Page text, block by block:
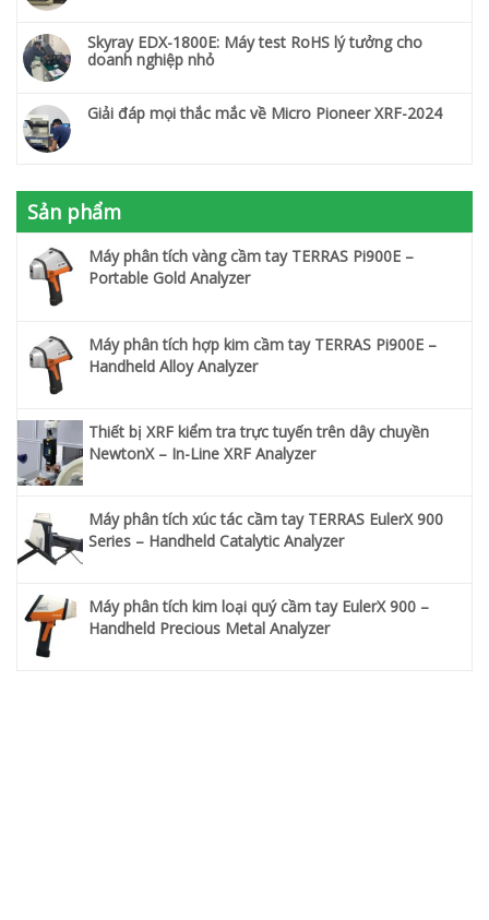
Skyray EDX-1800E: Máy test RoHS lý tưởng cho
doanh nghiệp nhỏ
Giải đáp mọi thắc mắc về Micro Pioneer XRF-2024
Sản phẩm
Máy phân tích vàng cầm tay TERRAS Pi900E –
Portable Gold Analyzer
Máy phân tích hợp kim cầm tay TERRAS Pi900E –
Handheld Alloy Analyzer
Thiết bị XRF kiểm tra trực tuyến trên dây chuyền
NewtonX – In-Line XRF Analyzer
Máy phân tích xúc tác cầm tay TERRAS EulerX 900
Series – Handheld Catalytic Analyzer
Máy phân tích kim loại quý cầm tay EulerX 900 –
Handheld Precious Metal Analyzer